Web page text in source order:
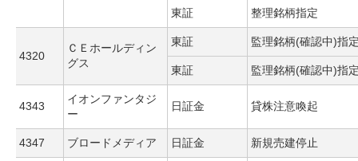
東証 整理銘柄指定
4320
ＣＥホールディン
グス
東証 監理銘柄(確認中)指
東証 監理銘柄(確認中)指
4343
イオンファンタジ
ー
日証金 貸株注意喚起
4347 ブロードメディア 日証金 新規売建停止